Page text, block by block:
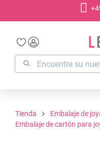
Tienda
Embalaje de
Embalaje de cartón para